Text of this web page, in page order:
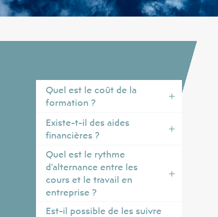
Quel est le coût de la
formation ?
Existe-t-il des aides
financières ?
Quel est le rythme
d'alternance entre les
cours et le travail en
entreprise ?
Est-il possible de les suivre